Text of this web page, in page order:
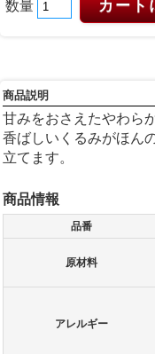
数量
商品説明
甘みをおさえたやわら
香ばしいくるみがほん
立てます。
商品情報
品番
原材料
アレルギー